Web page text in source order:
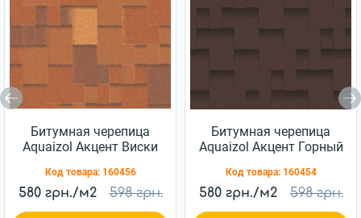
Битумная черепица
Aquaizol Акцент Виски
Код товара: 160456
580 грн./м2 598 грн.
Битумная черепица
Aquaizol Акцент Горный
Код товара: 160454
580 грн./м2 598 грн.